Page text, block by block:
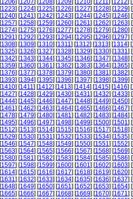
[1206] [1207] [1208] [1209] [1210] [1211] [1212] [
[1223] [1224] [1225] [1226] [1227] [1228] [1229] [
[1240] [1241] [1242] [1243] [1244] [1245] [1246] [
[1257] [1258] [1259] [1260] [1261] [1262] [1263] [
[1274] [1275] [1276] [1277] [1278] [1279] [1280] [
[1291] [1292] [1293] [1294] [1295] [1296] [1297] [
[1308] [1309] [1310] [1311] [1312] [1313] [1314] [
[1325] [1326] [1327] [1328] [1329] [1330] [1331] [
[1342] [1343] [1344] [1345] [1346] [1347] [1348] [
[1359] [1360] [1361] [1362] [1363] [1364] [1365] [
[1376] [1377] [1378] [1379] [1380] [1381] [1382] [
[1393] [1394] [1395] [1396] [1397] [1398] [1399] [
[1410] [1411] [1412] [1413] [1414] [1415] [1416] [
[1427] [1428] [1429] [1430] [1431] [1432] [1433] [
[1444] [1445] [1446] [1447] [1448] [1449] [1450] [
[1461] [1462] [1463] [1464] [1465] [1466] [1467] [
[1478] [1479] [1480] [1481] [1482] [1483] [1484] [
[1495] [1496] [1497] [1498] [1499] [1500] [1501] [
[1512] [1513] [1514] [1515] [1516] [1517] [1518] [
[1529] [1530] [1531] [1532] [1533] [1534] [1535] [
[1546] [1547] [1548] [1549] [1550] [1551] [1552] [
[1563] [1564] [1565] [1566] [1567] [1568] [1569] [
[1580] [1581] [1582] [1583] [1584] [1585] [1586] [
[1597] [1598] [1599] [1600] [1601] [1602] [1603] [
[1614] [1615] [1616] [1617] [1618] [1619] [1620] [
[1631] [1632] [1633] [1634] [1635] [1636] [1637] [
[1648] [1649] [1650] [1651] [1652] [1653] [1654] [
[1665] [1666] [1667] [1668] [1669] [1670] [1671] [